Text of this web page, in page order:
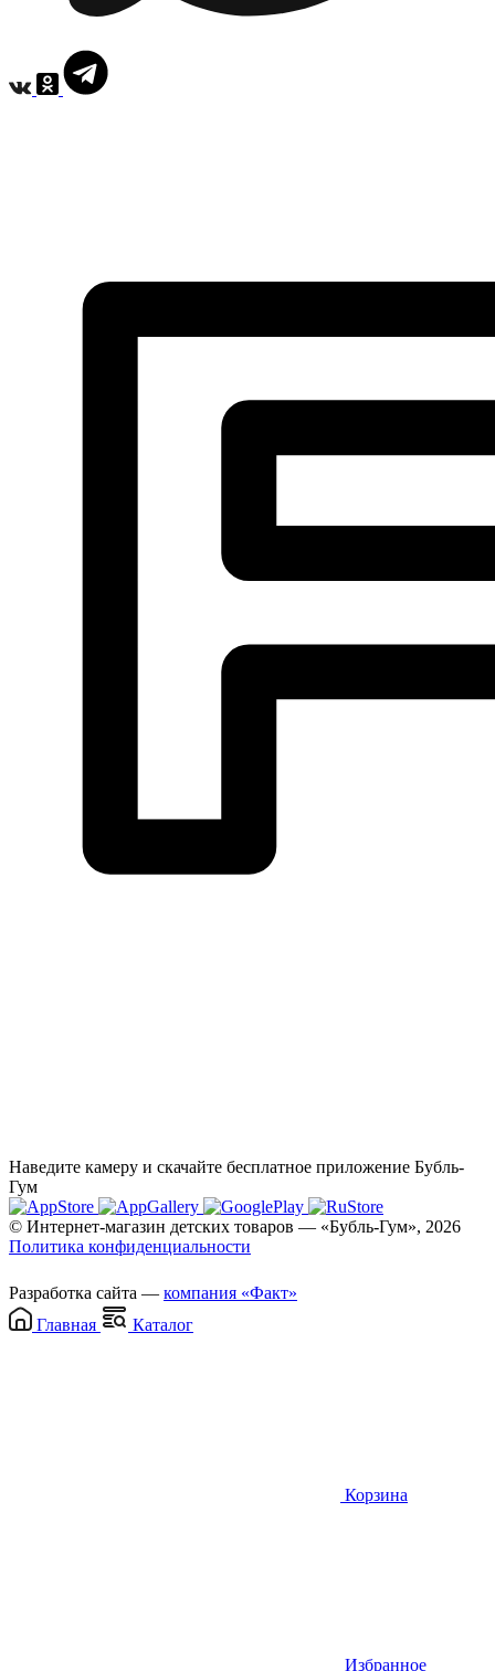
Наведите камеру и скачайте бесплатное приложение Бубль-
Гум
© Интернет-магазин детских товаров — «Бубль-Гум», 2026
Политика конфиденциальности
Разработка сайта — компания «Факт»
Главная
Каталог
Корзина
Избранное